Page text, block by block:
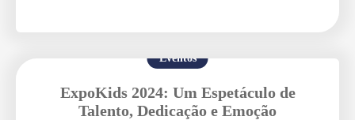
Eventos
ExpoKids 2024: Um Espetáculo de
Talento, Dedicação e Emoção
Agende uma visita